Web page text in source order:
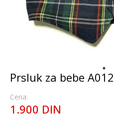
Prsluk za bebe A012
Cena:
1.900 DIN